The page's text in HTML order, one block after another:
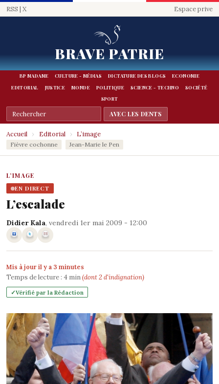
RSS | X Espace prive
BRAVE PATRIE
BP MADAME CULTURE - MÉDIAS DICTATURE DES BLOGS
ECONOMIE
EDITORIAL
JUSTICE MONDE POLITIQUE SCIENCE - TECHNO
SOCIÉTÉ
SPORT
Accueil › Editorial › L’image
Fièvre cochonne Jean-Marie le Pen
L’IMAGE
EN DIRECT
L’escalade
Didier Kala, vendredi 1er mai 2009 - 12:00
Mis à jour il y a 3 minutes
Temps de lecture : 4min(dont 2 d'indignation)
Vérifié par la Rédaction